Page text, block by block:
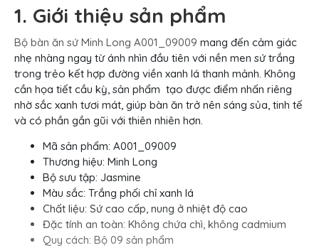
1. Giới thiệu sản phẩm
Bộ bàn ăn sứ Minh Long A001_09009 mang đến cảm giác
nhẹ nhàng ngay từ ánh nhìn đầu tiên với nền men sứ trắng
trong trẻo kết hợp đường viền xanh lá thanh mảnh. Không
cần họa tiết cầu kỳ, sản phẩm tạo được điểm nhấn riêng
nhờ sắc xanh tươi mát, giúp bàn ăn trở nên sáng sủa, tinh tế
và có phần gần gũi với thiên nhiên hơn.
Mã sản phẩm: A001_09009
Thương hiệu: Minh Long
Bộ sưu tập: Jasmine
Màu sắc: Trắng phối chỉ xanh lá
Chất liệu: Sứ cao cấp, nung ở nhiệt độ cao
Đặc tính an toàn: Không chứa chì, không cadmium
Quy cách: Bộ 09 sản phẩm